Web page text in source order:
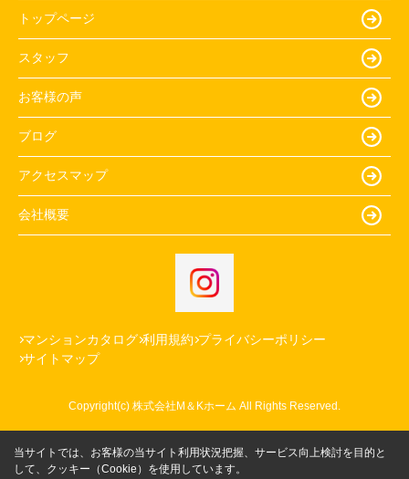
トップページ
スタッフ
お客様の声
ブログ
アクセスマップ
会社概要
マンションカタログ 利用規約 プライバシーポリシー
サイトマップ
Copyright(c) 株式会社M＆Kホーム All Rights Reserved.
当サイトでは、お客様の当サイト利用状況把握、サービス向上検討を目的と
して、クッキー（Cookie）を使用しています。